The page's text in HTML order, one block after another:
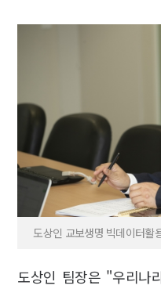
도상인 교보생명 빅데이터
도상인 팀장은 "우리나